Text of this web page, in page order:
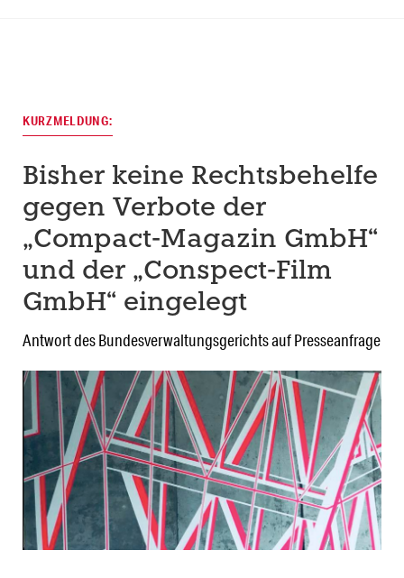
KURZMELDUNG:
Bisher keine Rechtsbehelfe
gegen Verbote der
„Compact-Magazin GmbH“
und der „Conspect-Film
GmbH“ eingelegt
Antwort des Bundesverwaltungsgerichts auf Presseanfrage